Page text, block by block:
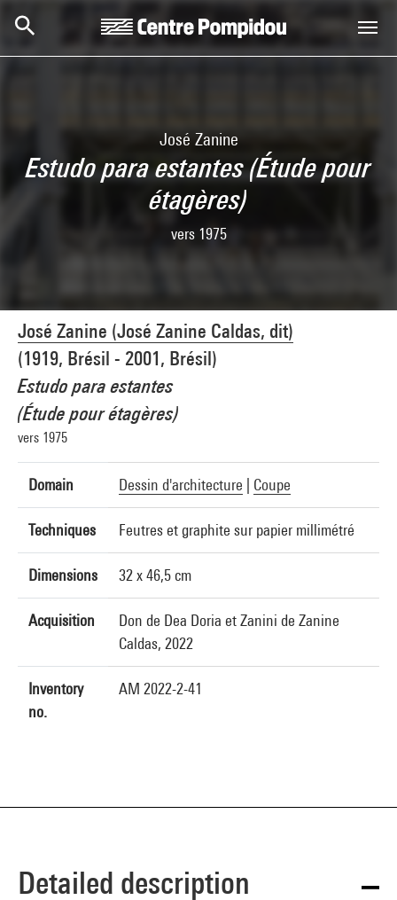
José Zanine
Estudo para estantes (Étude pour
étagères)
vers 1975
José Zanine (José Zanine Caldas, dit)
(1919, Brésil - 2001, Brésil)
Estudo para estantes
(Étude pour étagères)
vers 1975
Domain Dessin d'architecture Coupe
Techniques Feutres et graphite sur papier millimétré
Dimensions 32 x 46,5 cm
Acquisition
Don de Dea Doria et Zanini de Zanine
Caldas, 2022
Inventory
no.
AM 2022-2-41
Detailed description